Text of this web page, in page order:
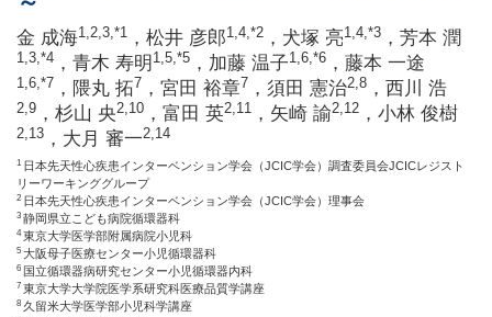
金 成海1,2,3 ,*1 ，松井 彦郎1,4 ,*2 ，犬塚 亮1,4 ,*3 ，芳本 潤
1,3 ,*4 ，青木 寿明 1,5 ,*5 ，加藤 温子1,6 ,*6 ，藤本 一途
1,6 ,*7 ，隈丸 拓7 ，宮田 裕章7 ，須田 憲治2,8 ，西川 浩
2,9 ，杉山 央2,10 ，富田 英2,11 ，矢崎 諭2,12 ，小林 俊樹
2,13 ，大月 審一2,14
1 日本先天性心疾患インターベンション学会（JCIC学会）調査委員会JCICレジスト
リーワーキンググループ
2 日本先天性心疾患インターベンション学会（JCIC学会）理事会
3 静岡県立こども病院循環器科
4 東京大学医学部附属病院小児科
5 大阪母子医療センター小児循環器科
6 国立循環器病研究センター小児循環器内科
7 東京大学大学院医学系研究科医療品質学講座
8 久留米大学医学部小児科学講座